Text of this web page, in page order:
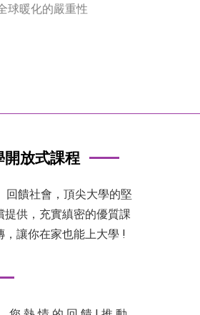
暖化的嚴重性
開放式課程
回饋社會，頂尖大學的堅
提供，充實縝密的優質課
，讓你在家也能上大學 !